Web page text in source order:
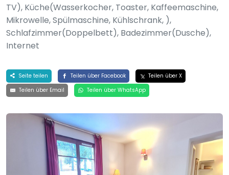
TV), Küche(Wasserkocher, Toaster, Kaffeemaschine,
Mikrowelle, Spülmaschine, Kühlschrank, ),
Schlafzimmer(Doppelbett), Badezimmer(Dusche),
Internet
Seite teilen Teilen über Facebook
Teilen über X
Teilen über Email
Teilen über WhatsApp